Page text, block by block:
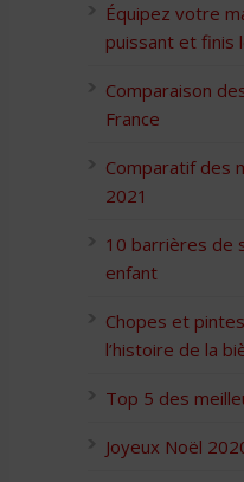
Équipez votre
puissant et finis
Comparaison
France
Comparatif des
2021
10 barrières de
enfant
Chopes et
l’histoire de la
Top 5 des
Joyeux Noël